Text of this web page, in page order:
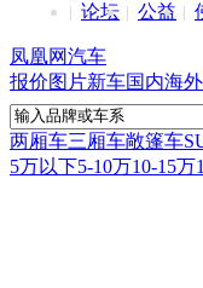
论坛
公益
凤凰网汽车
报价图片新车国内海外
两厢车三厢车敞篷车
5万以下5-10万10-15万